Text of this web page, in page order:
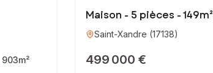
903m²
Maison - 5 pièces - 149m²
Saint-Xandre (17138)
499 000 €